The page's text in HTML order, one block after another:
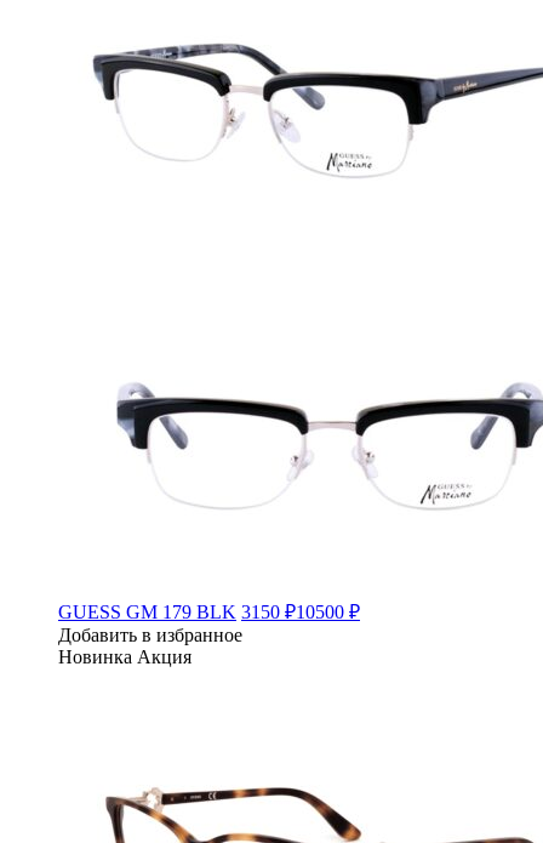
GUESS GM 179 BLK 3150 ₽10500 ₽
Добавить в избранное
Новинка Акция